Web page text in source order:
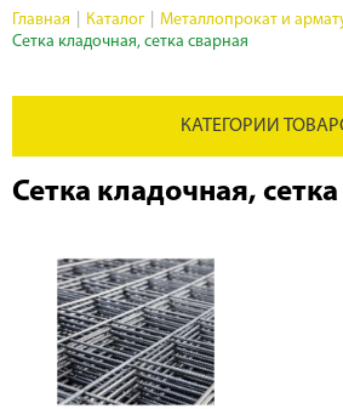
Главная Каталог Металлопрокат и
Сетка кладочная, сетка сварная
КАТЕГОРИИ
Сетка кладочная,